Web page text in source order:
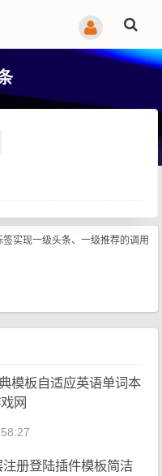
实现一级头条、一级推荐的调用
模板自适应英语单词本
网
册登陆插件模板简洁